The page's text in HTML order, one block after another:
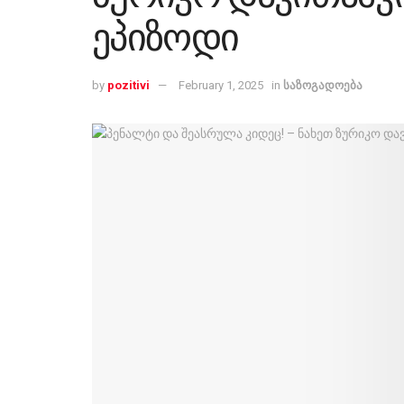
ეპიზოდი
by pozitivi February 1, 2025 in საზოგადოება